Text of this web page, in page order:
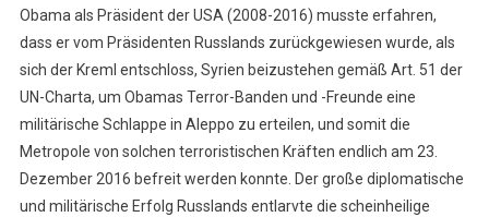
Obama als Präsident der USA (2008-2016) musste erfahren,
dass er vom Präsidenten Russlands zurückgewiesen wurde, als
sich der Kreml entschloss, Syrien beizustehen gemäß Art. 51 der
UN-Charta, um Obamas Terror-Banden und -Freunde eine
militärische Schlappe in Aleppo zu erteilen, und somit die
Metropole von solchen terroristischen Kräften endlich am 23.
Dezember 2016 befreit werden konnte. Der große diplomatische
und militärische Erfolg Russlands entlarvte die scheinheilige